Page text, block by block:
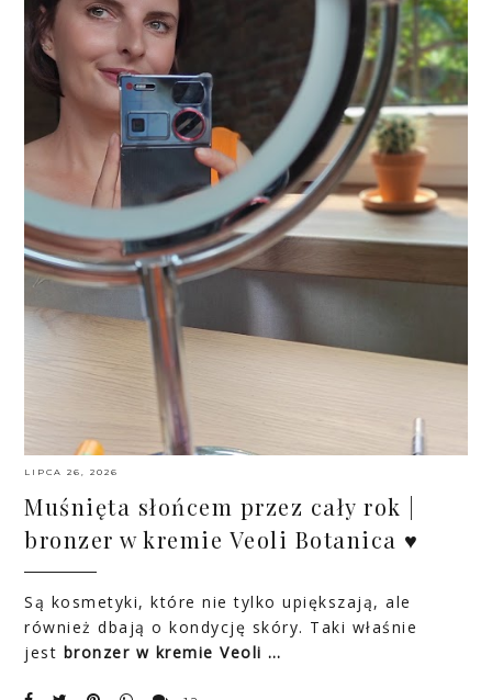
LIPCA 26, 2026
Muśnięta słońcem przez cały rok |
bronzer w kremie Veoli Botanica ♥
Są kosmetyki, które nie tylko upiększają, ale
również dbają o kondycję skóry. Taki właśnie
jest bronzer w kremie Veoli …